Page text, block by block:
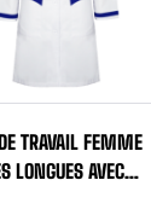
TRAVAIL FEMME
LONGUES AVEC
CONTRASTÉES